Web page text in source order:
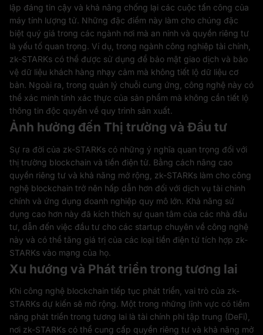
lập đáng tin cậy và khả năng chống lại các cuộc tấn công của
máy tính lượng tử. Những đặc điểm này làm cho chúng đặc
biệt quý giá trong các ngành nơi mà an ninh và quyền riêng tư
là yếu tố quan trọng. Ví dụ, trong ngành công nghiệp tài chính,
zk-STARKs có thể được sử dụng để bảo mật giao dịch và bảo
vệ dữ liệu khách hàng nhạy cảm mà không tiết lộ dữ liệu cơ
bản. Ngoài ra, trong quản lý chuỗi cung ứng, công nghệ này có
thể xác minh tính xác thực của sản phẩm mà không cần tiết lộ
thông tin độc quyền về quy trình sản xuất.
Ảnh hưởng đến Thị trường và Đầu tư
Sự ra đời của zk-STARKs có những ý nghĩa quan trọng đối với
thị trường blockchain và tiền điện tử. Bằng cách nâng cao
quyền riêng tư và khả năng mở rộng, zk-STARKs làm cho công
nghệ blockchain trở nên hấp dẫn hơn đối với dịch vụ tài chính
chính và ứng dụng doanh nghiệp quy mô lớn. Khả năng sử
dụng cao hơn này đã kích thích sự quan tâm của các nhà đầu
tư, dẫn đến việc đầu tư cho các startup chuyên về công nghệ
này và có thể tăng giá trị của các loại tiền điện tử tích hợp zk-
STARKs vào mạng của họ.
Xu hướng và Phát triển trong tương lai
Khi công nghệ blockchain tiếp tục phát triển, vai trò của zk-
STARKs dự kiến sẽ mở rộng. Một trong những lĩnh vực có tiềm
năng phát triển trong tương lai là tài chính phi tập trung (DeFi),
nơi zk-STARKs có thể cung cấp quyền riêng tư và khả năng mở